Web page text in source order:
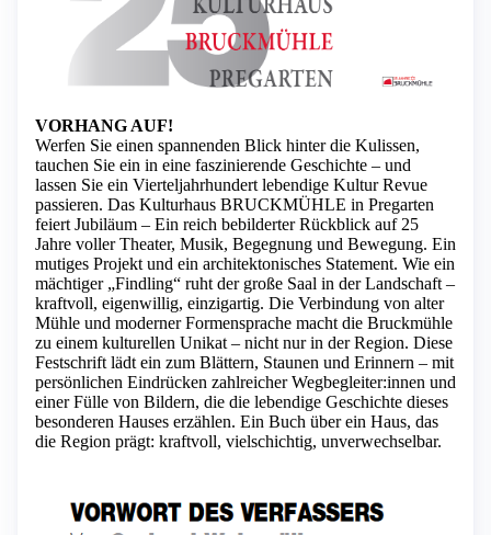
VORHANG AUF!
Werfen Sie einen spannenden Blick hinter die Kulissen,
tauchen Sie ein in eine faszinierende Geschichte – und
lassen Sie ein Vierteljahrhundert lebendige Kultur Revue
passieren. Das Kulturhaus BRUCKMÜHLE in Pregarten
feiert Jubiläum – Ein reich bebilderter Rückblick auf 25
Jahre voller Theater, Musik, Begegnung und Bewegung. Ein
mutiges Projekt und ein architektonisches Statement. Wie ein
mächtiger „Findling“ ruht der große Saal in der Landschaft –
kraftvoll, eigenwillig, einzigartig. Die Verbindung von alter
Mühle und moderner Formensprache macht die Bruckmühle
zu einem kulturellen Unikat – nicht nur in der Region. Diese
Festschrift lädt ein zum Blättern, Staunen und Erinnern – mit
persönlichen Eindrücken zahlreicher Wegbegleiter:innen und
einer Fülle von Bildern, die die lebendige Geschichte dieses
besonderen Hauses erzählen. Ein Buch über ein Haus, das
die Region prägt: kraftvoll, vielschichtig, unverwechselbar.